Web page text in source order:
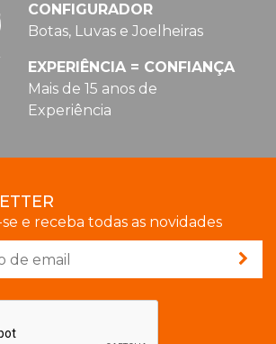
CONFIGURADOR
Botas, Luvas e Joelheiras
EXPERIÊNCIA = CONFIANÇA
Mais de 15 anos de
Experiência
e receba todas as novidades